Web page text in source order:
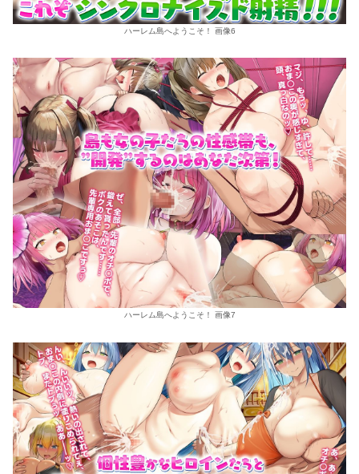
ハーレム島へようこそ！ 画像6
ハーレム島へようこそ！ 画像7